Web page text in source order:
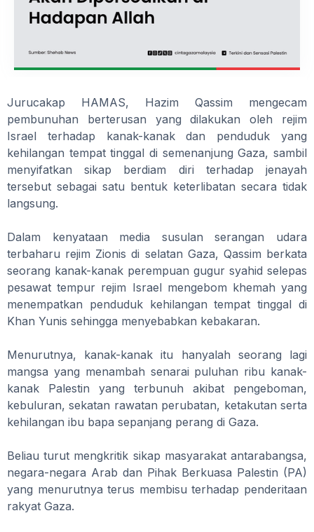
Jurucakap HAMAS, Hazim Qassim mengecam
pembunuhan berterusan yang dilakukan oleh rejim
Israel terhadap kanak-kanak dan penduduk yang
kehilangan tempat tinggal di semenanjung Gaza, sambil
menyifatkan sikap berdiam diri terhadap jenayah
tersebut sebagai satu bentuk keterlibatan secara tidak
langsung.
Dalam kenyataan media susulan serangan udara
terbaharu rejim Zionis di selatan Gaza, Qassim berkata
seorang kanak-kanak perempuan gugur syahid selepas
pesawat tempur rejim Israel mengebom khemah yang
menempatkan penduduk kehilangan tempat tinggal di
Khan Yunis sehingga menyebabkan kebakaran.
Menurutnya, kanak-kanak itu hanyalah seorang lagi
mangsa yang menambah senarai puluhan ribu kanak-
kanak Palestin yang terbunuh akibat pengeboman,
kebuluran, sekatan rawatan perubatan, ketakutan serta
kehilangan ibu bapa sepanjang perang di Gaza.
Beliau turut mengkritik sikap masyarakat antarabangsa,
negara-negara Arab dan Pihak Berkuasa Palestin (PA)
yang menurutnya terus membisu terhadap penderitaan
rakyat Gaza.